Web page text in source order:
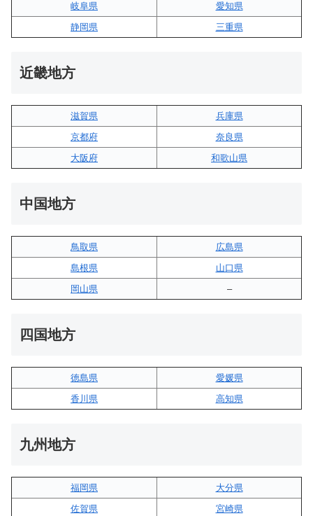
岐阜県
愛知県
静岡県
三重県
近畿地方
滋賀県
兵庫県
京都府
奈良県
大阪府
和歌山県
中国地方
鳥取県
広島県
島根県
山口県
岡山県
–
四国地方
徳島県
愛媛県
香川県
高知県
九州地方
福岡県
大分県
佐賀県
宮崎県